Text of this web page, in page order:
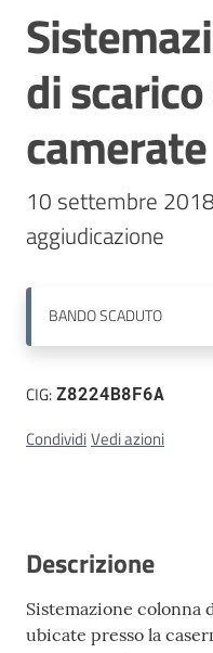
Stazioni
appaltanti
Contatti
Salta al contenuto
di
camerate
10 settembre
BANDOSCADUTO
CIG:Z8224B8F6A
CondividiVedi azioni
Descrizione
Sistemazione colonna
ubicate presso la